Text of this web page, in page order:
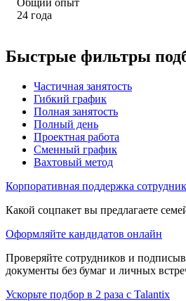
24 года
Быстрые фильтры
Частичная занятость
Гибкий график
Полная занятость
Полный день
Проектная работа
Сменный график
Вахтовый метод
Корпоративная поддержка
Какой соцпакет вы предлагаете
Оформляйте кандидатов онлайн
Проверяйте сотрудников и
документы без бумаг и личных
Ускорьте подбор в 2 раза с Talantix